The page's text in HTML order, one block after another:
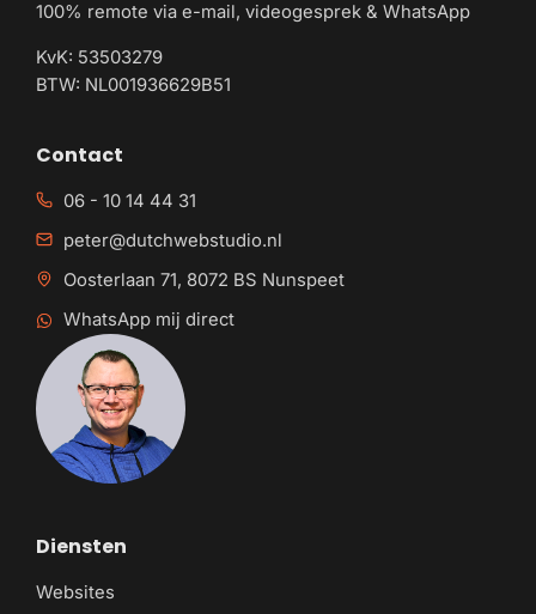
100% remote via e-mail, videogesprek & WhatsApp
KvK: 53503279
BTW: NL001936629B51
Diensten
Websites
Contact
06 - 10 14 44 31
peter@dutchwebstudio.nl
Oosterlaan 71, 8072 BS Nunspeet
WhatsApp mij direct